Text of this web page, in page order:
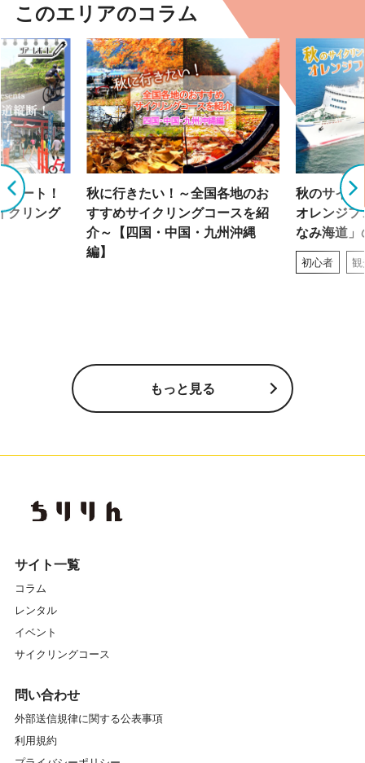
このエリアのコラム
ルート！
クリング
秋に行きたい！～全国各地のお
すすめサイクリングコースを紹
介～【四国・中国・九州沖縄
編】
秋のサイク
オレンジ
なみ海道」
初心者 観
もっと見る
サイト一覧
コラム
レンタル
イベント
サイクリングコース
問い合わせ
外部送信規律に関する公表事項
利用規約